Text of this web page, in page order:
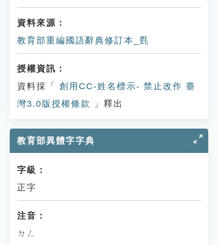
資料來源：
教育部重編國語辭典修訂本_㲪
授權資訊：
資料採「
創用CC-姓名標示- 禁止改作 臺
灣3.0版授權條款
」釋出
教育部異體字字典
字級：
正字
注音：
ㄉㄥ